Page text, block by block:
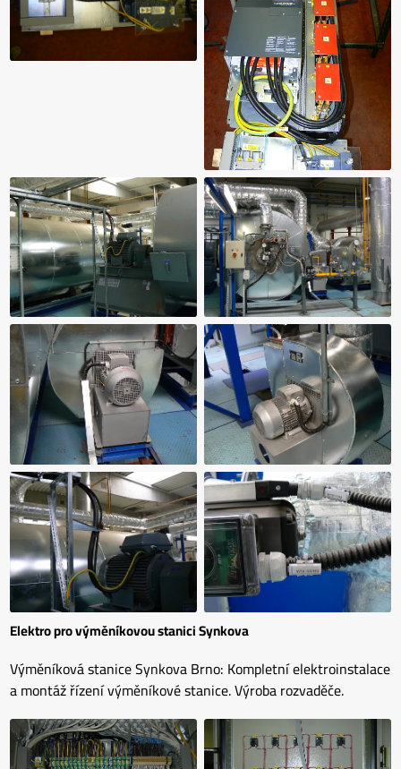
Elektro pro výměníkovou stanici Synkova
Výměníková stanice Synkova Brno: Kompletní elektroinstalace
a montáž řízení výměníkové stanice. Výroba rozvaděče.